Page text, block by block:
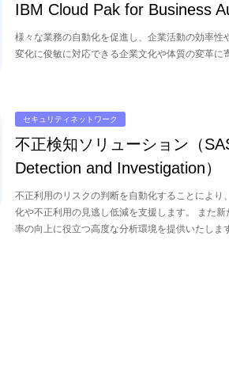
IBM Cloud Pak for Business
様々な業務の自動化を促進し、企業活動の効率性
変化に俊敏に対応できる企業文化や体質の変革に
セキュリティネットワーク
不正検知ソリューション（
Detection and Investigation）
不正利用のリスクの判断を自動化することにより
化や不正利用の見逃し低減を支援します。 また新
率の向上に役立つ高度な分析環境を提供いたしま